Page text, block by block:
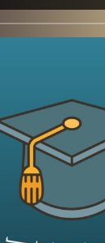
התפוצות
בית הספר